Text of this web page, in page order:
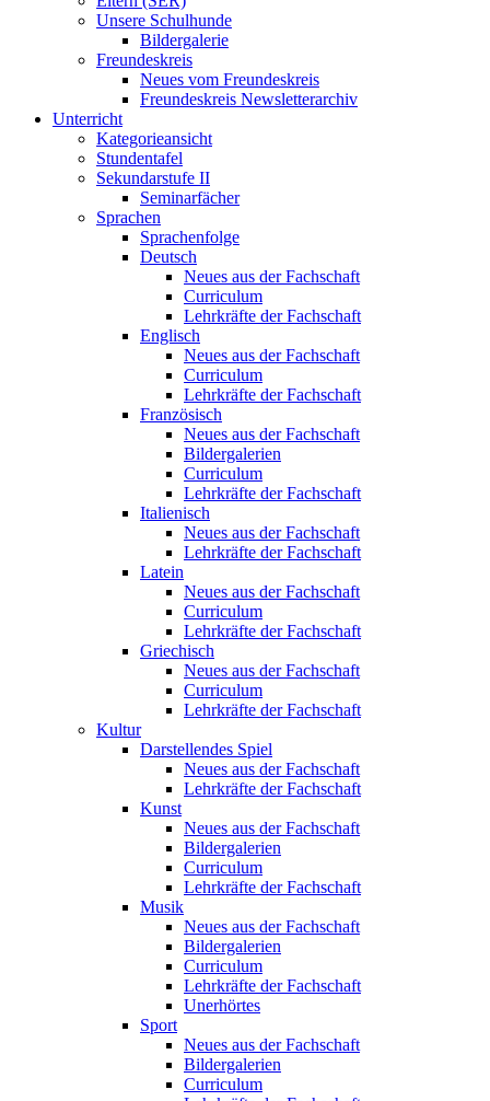
Unsere Schulhunde
Bildergalerie
Freundeskreis
Neues vom Freundeskreis
Freundeskreis Newsletterarchiv
Unterricht
Kategorieansicht
Stundentafel
Sekundarstufe II
Seminarfächer
Sprachen
Sprachenfolge
Deutsch
Neues aus der Fachschaft
Curriculum
Lehrkräfte der Fachschaft
Englisch
Neues aus der Fachschaft
Curriculum
Lehrkräfte der Fachschaft
Französisch
Neues aus der Fachschaft
Bildergalerien
Curriculum
Lehrkräfte der Fachschaft
Italienisch
Neues aus der Fachschaft
Lehrkräfte der Fachschaft
Latein
Neues aus der Fachschaft
Curriculum
Lehrkräfte der Fachschaft
Griechisch
Neues aus der Fachschaft
Curriculum
Lehrkräfte der Fachschaft
Kultur
Darstellendes Spiel
Neues aus der Fachschaft
Lehrkräfte der Fachschaft
Kunst
Neues aus der Fachschaft
Bildergalerien
Curriculum
Lehrkräfte der Fachschaft
Musik
Neues aus der Fachschaft
Bildergalerien
Curriculum
Lehrkräfte der Fachschaft
Unerhörtes
Sport
Neues aus der Fachschaft
Bildergalerien
Curriculum